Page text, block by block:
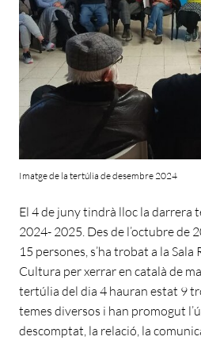
Imatge de la tertúlia de desembre 2024
El 4 de juny tindrà lloc la darrera
2024- 2025. Des de l’octubre de
15 persones, s’ha trobat a la
Cultura per xerrar en català de
tertúlia del dia 4 hauran estat 9
temes diversos i han promogut
descomptat, la relació, la